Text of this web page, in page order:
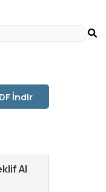
İndir
Al